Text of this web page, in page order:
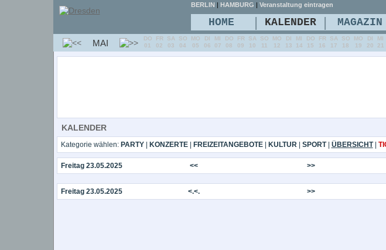
KALENDER
Kategorie wählen: PARTY| KONZERTE| FREIZEITANGEBOTE| KULTUR| SPORT| ÜBERSICHT|
Freitag 23.05.2025 << >>
Freitag 23.05.2025 <.<. >>
BERLIN | HAMBURG | Veranstaltung eintragen
HOME | KALENDER | MAGAZIN
MAI
DO
01
FR
02
SA
03
SO
04
MO
05
DI
06
MI
07
DO
08
FR
09
SA
10
SO
11
MO
12
DI
13
MI
14
DO
15
FR
16
SA
17
SO
18
MO
19
DI
20
MI
21